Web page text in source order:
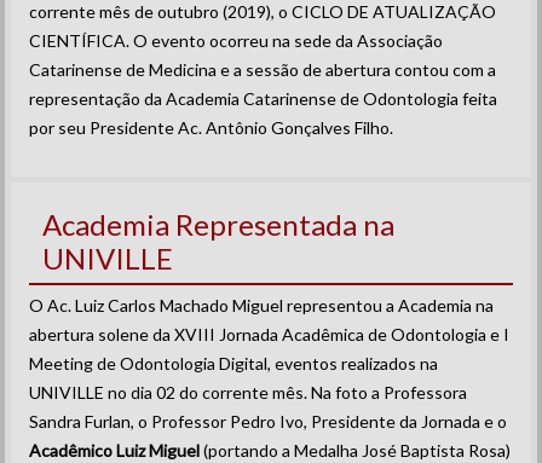
corrente mês de outubro (2019), o CICLO DE ATUALIZAÇÃO
CIENTÍFICA. O evento ocorreu na sede da Associação
Catarinense de Medicina e a sessão de abertura contou com a
representação da Academia Catarinense de Odontologia feita
por seu Presidente Ac. Antônio Gonçalves Filho.
Academia Representada na
UNIVILLE
O Ac. Luiz Carlos Machado Miguel representou a Academia na
abertura solene da XVIII Jornada Acadêmica de Odontologia e I
Meeting de Odontologia Digital, eventos realizados na
UNIVILLE no dia 02 do corrente mês. Na foto a Professora
Sandra Furlan, o Professor Pedro Ivo, Presidente da Jornada e o
Acadêmico Luiz Miguel(portando a Medalha José Baptista Rosa)